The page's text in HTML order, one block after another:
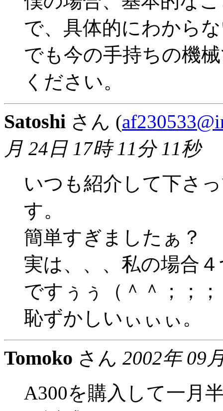
で、具体的にわから
でも今の手持ちの機
ください。
Satoshi さん (
月 24日 17時 11分 11秒
いつも紹介して下さ
す。
簡単すぎましたぁ？
実は、、、私の場合
ですぅぅ（＾＾；；；
恥ずかしいぃぃぃ。
Tomoko さん 2002年 09
A300を購入して一月